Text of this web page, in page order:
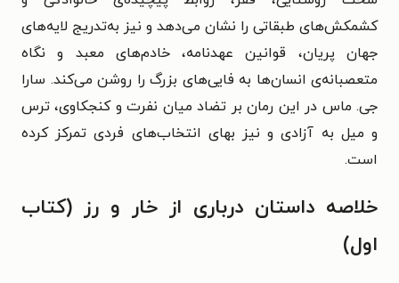
کشمکش‌های طبقاتی را نشان می‌دهد و نیز به‌تدریج لایه‌های
جهان پریان، قوانین عهدنامه، خادم‌های معبد و نگاه
متعصبانه‌ی انسان‌ها به فایی‌های بزرگ را روشن می‌کند. سارا
جی. ماس در این رمان بر تضاد میان نفرت و کنجکاوی، ترس
و میل به آزادی و نیز بهای انتخاب‌های فردی تمرکز کرده
است.
خلاصه داستان درباری از خار و رز (کتاب
اول)